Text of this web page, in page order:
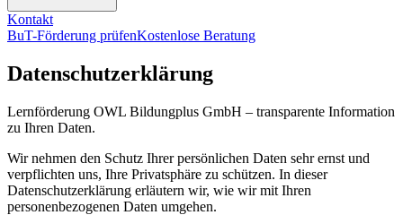
Kontakt
BuT-Förderung prüfenKostenlose Beratung
Datenschutzerklärung
Lernförderung OWL Bildungplus GmbH – transparente Information
zu Ihren Daten.
Wir nehmen den Schutz Ihrer persönlichen Daten sehr ernst und
verpflichten uns, Ihre Privatsphäre zu schützen. In dieser
Datenschutzerklärung erläutern wir, wie wir mit Ihren
personenbezogenen Daten umgehen.